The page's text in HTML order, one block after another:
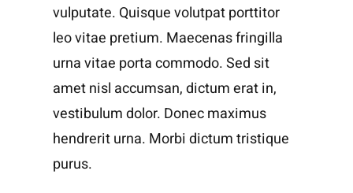
vulputate. Quisque volutpat porttitor
leo vitae pretium. Maecenas fringilla
urna vitae porta commodo. Sed sit
amet nisl accumsan, dictum erat in,
vestibulum dolor. Donec maximus
hendrerit urna. Morbi dictum tristique
purus.